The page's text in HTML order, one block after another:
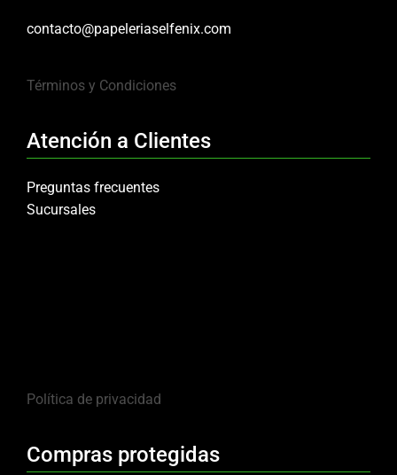
contacto@papeleriaselfenix.com
Términos y Condiciones
Atención a Clientes
Preguntas frecuentes
Sucursales
Política de privacidad
Compras protegidas